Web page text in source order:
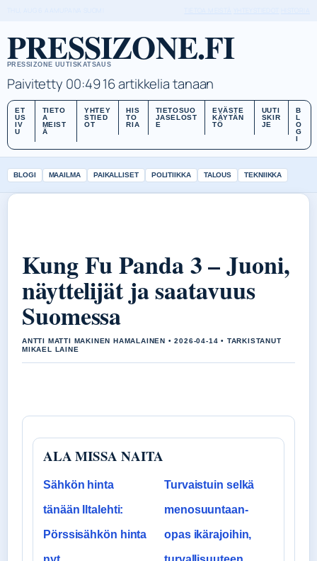
PRESSIZONE.FI
PRESSIZONE UUTISKATSAUS
Paivitetty 00:4916 artikkelia tanaan
ET
US
IV
U
TIETO
A
MEIST
Ä
YHTEY
STIED
OT
HIS
TO
RIA
TIETOSUO
JASELOST
E
EVÄSTE
KÄYTÄN
TÖ
UUTI
SKIR
JE
B
L
O
G
I
BLOGI MAAILMA PAIKALLISET POLITIIKKA TALOUS TEKNIIKKA
Kung Fu Panda 3 – Juoni,
näyttelijät ja saatavuus
Suomessa
ANTTI MATTI MAKINEN HAMALAINEN • 2026-04-14 • TARKISTANUT
MIKAEL LAINE
ALA MISSA NAITA
Sähkön hinta
tänään Iltalehti:
Pörssisähkön hinta
Turvaistuin selkä
menosuuntaan-
opas ikärajoihin,